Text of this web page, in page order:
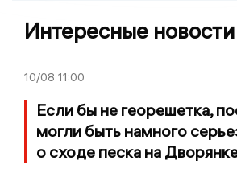
Интересные новости
10/08 11:00
Если бы не георешетка,
могли быть намного
о сходе песка на